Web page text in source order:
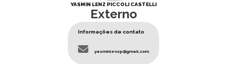
YASMIN LENZ PICCOLI CASTELLI
Externo
Informações de contato
yasminlenzp@gmail.com